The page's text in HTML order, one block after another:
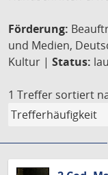
Förderung:
und Medien,
Kultur | Status:
1 Treffer sortiert